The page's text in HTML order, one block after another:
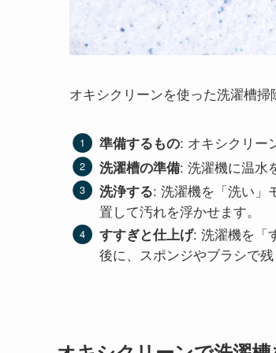
オキシクリーンを使った洗濯槽掃
準備するもの: オキシクリー
洗濯槽の準備: 洗濯機に温水
洗浄する: 洗濯機を「洗い」
置して汚れを浮かせます。
すすぎと仕上げ: 洗濯機を「
後に、スポンジやブラシで